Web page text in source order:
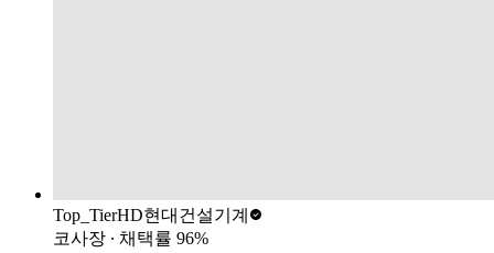
Top_TierHD현대건설기계
코사장 ∙ 채택률 96%